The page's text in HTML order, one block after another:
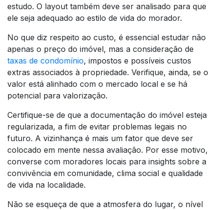
estudo. O layout também deve ser analisado para que
ele seja adequado ao estilo de vida do morador.
No que diz respeito ao custo, é essencial estudar não
apenas o preço do imóvel, mas a consideração de
taxas de condomínio, impostos e possíveis custos
extras associados à propriedade. Verifique, ainda, se o
valor está alinhado com o mercado local e se há
potencial para valorização.
Certifique-se de que a documentação do imóvel esteja
regularizada, a fim de evitar problemas legais no
futuro. A vizinhança é mais um fator que deve ser
colocado em mente nessa avaliação. Por esse motivo,
converse com moradores locais para insights sobre a
convivência em comunidade, clima social e qualidade
de vida na localidade.
Não se esqueça de que a atmosfera do lugar, o nível